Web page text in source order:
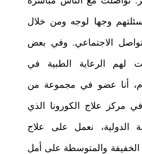
وجها لوجه ومن خلال
الاجتماعي. وفي بعض
لهم الرعاية الطبية في
أنا عضو في مجموعة من
في مركز علاج الكورونا الذي
الدولية، نعمل على علاج
الخفيفة والمتوسطة على أمل